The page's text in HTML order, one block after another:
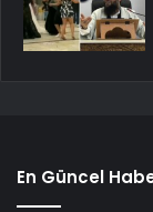
En Güncel